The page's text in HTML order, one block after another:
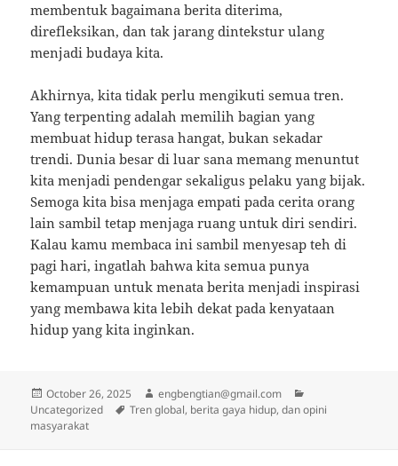
membentuk bagaimana berita diterima,
direfleksikan, dan tak jarang dintekstur ulang
menjadi budaya kita.
Akhirnya, kita tidak perlu mengikuti semua tren.
Yang terpenting adalah memilih bagian yang
membuat hidup terasa hangat, bukan sekadar
trendi. Dunia besar di luar sana memang menuntut
kita menjadi pendengar sekaligus pelaku yang bijak.
Semoga kita bisa menjaga empati pada cerita orang
lain sambil tetap menjaga ruang untuk diri sendiri.
Kalau kamu membaca ini sambil menyesap teh di
pagi hari, ingatlah bahwa kita semua punya
kemampuan untuk menata berita menjadi inspirasi
yang membawa kita lebih dekat pada kenyataan
hidup yang kita inginkan.
Posted
on
October 26, 2025 Author
engbengtian@gmail.com
Uncategorized
Tags
Tren global, berita gaya hidup, dan opini
masyarakat